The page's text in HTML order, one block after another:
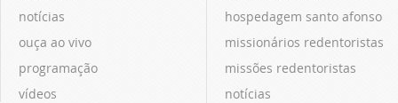
notícias
ouça ao vivo
programação
vídeos
hospedagem santo afonso
missionários redentoristas
missões redentoristas
notícias